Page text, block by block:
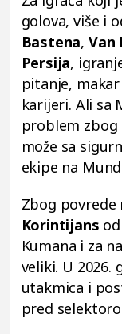
golova, više i
Bastena, Van
Persija,
pitanje,
karijeri. Ali sa
problem
može sa
ekipe na
Zbog povrede
Korintijans
Kumana i za
veliki. U 2026.
utakmica i
pred